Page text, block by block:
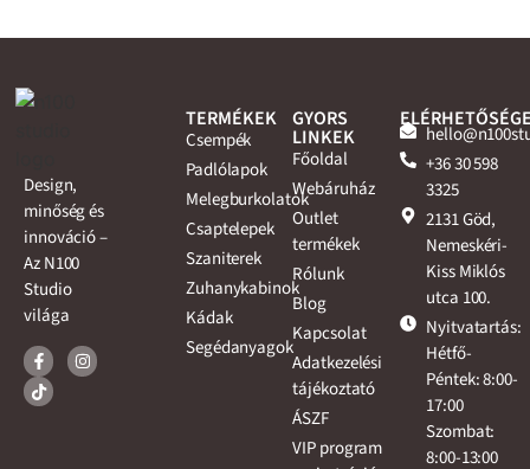
Design,
minőség és
innováció –
Az N100
Studio
világa
TERMÉKEK
Csempék
Padlólapok
Melegburkolatok
Csaptelepek
Szaniterek
Zuhanykabinok
Kádak
Segédanyagok
GYORS
LINKEK
Főoldal
Webáruház
Outlet
termékek
Rólunk
Blog
Kapcsolat
Adatkezelési
tájékoztató
ÁSZF
VIP program
+36 30 598
3325
2131 Göd,
Nemeskéri-
Kiss Miklós
utca 100.
Nyitvatartás:
Hétfő-
Péntek: 8:00-
17:00
Szombat:
8:00-13:00